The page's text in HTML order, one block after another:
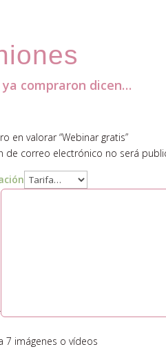
ya compraron dicen…
en valorar “Webinar gratis”
de correo electrónico no será
7 imágenes o vídeos